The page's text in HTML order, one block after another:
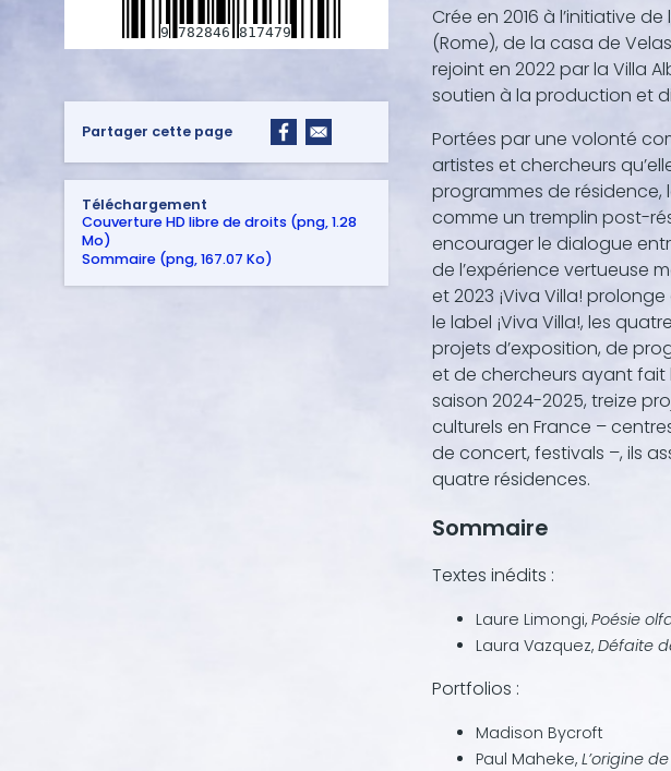
9 782846 817479
Crée en 2016 à l’initiative
(Rome), de la casa de
rejoint en 2022 par la Villa
soutien à la production et
Portées par une volonté
artistes et chercheurs
programmes de résidence,
comme un tremplin post-
encourager le dialogue
de l’expérience vertueuse
et 2023 ¡Viva Villa!
le label ¡Viva Villa!, les
projets d’exposition, de
et de chercheurs ayant fait
saison 2024-2025, treize
culturels en France –
de concert, festivals –, ils
quatre résidences.
Sommaire
Textes inédits :
Laure Limongi, Poésie
Laura Vazquez, Défaite
Portfolios :
Madison Bycroft
Paul Maheke, L’origine
Partager cette page
Téléchargement
Couverture HD libre de droits (png, 1.28
Mo)
Sommaire (png, 167.07 Ko)